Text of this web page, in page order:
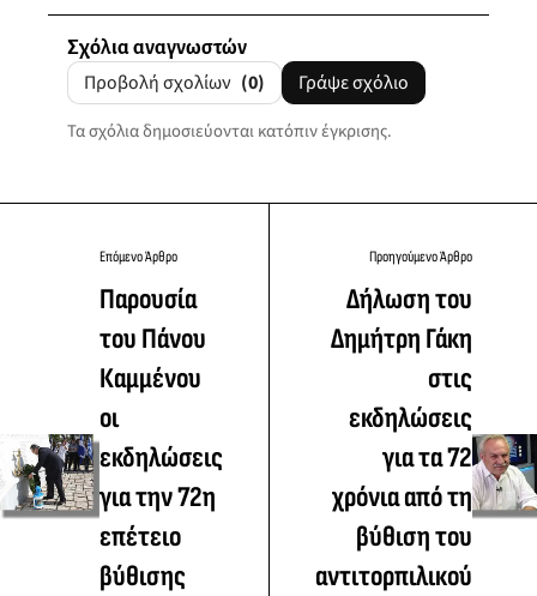
Σχόλια αναγνωστών
Προβολή σχολίων (0) Γράψε σχόλιο
Τα σχόλια δημοσιεύονται κατόπιν έγκρισης.
Επόμενο Άρθρο
Παρουσία
του Πάνου
Καμμένου
οι
εκδηλώσεις
για την 72η
επέτειο
βύθισης
Προηγούμενο Άρθρο
Δήλωση του
Δημήτρη Γάκη
στις
εκδηλώσεις
για τα 72
χρόνια από τη
βύθιση του
αντιτορπιλικού